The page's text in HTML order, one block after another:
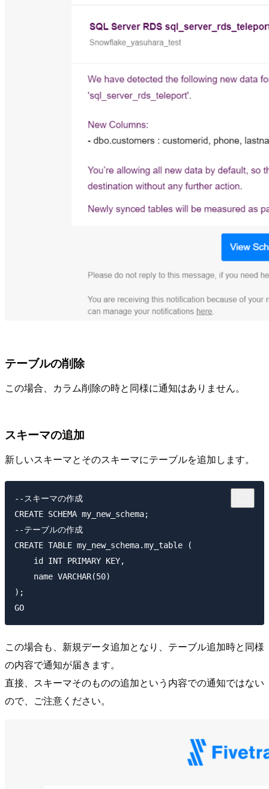
テーブルの削除
この場合、カラム削除の時と同様に通知はありません。
スキーマの追加
新しいスキーマとそのスキーマにテーブルを追加します。
--スキーマの作成
CREATE SCHEMA my_new_schema;
--テーブルの作成
CREATE TABLE my_new_schema.my_table (
    id INT PRIMARY KEY,
    name VARCHAR(50)
);
この場合も、新規データ追加となり、テーブル追加時と同様
の内容で通知が届きます。
直接、スキーマそのものの追加という内容での通知ではない
ので、ご注意ください。